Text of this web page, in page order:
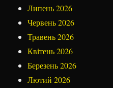
Липень 2026
Червень 2026
Травень 2026
Квітень 2026
Березень 2026
Лютий 2026